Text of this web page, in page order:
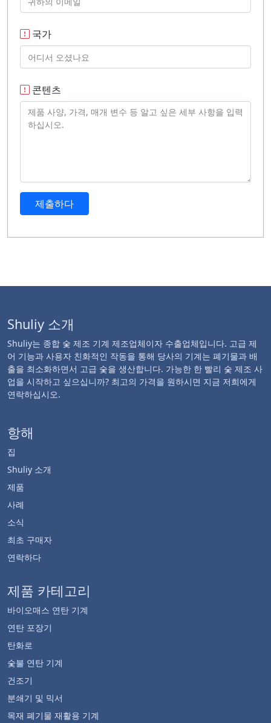
국가
콘텐츠
제출하다
Shuliy 소개
Shuliy는 종합 숯 제조 기계 제조업체이자 수출업체입니다. 고급 제
어 기능과 사용자 친화적인 작동을 통해 당사의 기계는 폐기물과 배
출을 최소화하면서 고급 숯을 생산합니다. 가능한 한 빨리 숯 제조 사
업을 시작하고 싶으십니까? 최고의 가격을 원하시면 지금 저희에게
연락하십시오.
항해
집
Shuliy 소개
제품
사례
소식
최초 구매자
연락하다
제품 카테고리
바이오매스 연탄 기계
연탄 포장기
탄화로
숯불 연탄 기계
건조기
분쇄기 및 믹서
목재 폐기물 재활용 기계